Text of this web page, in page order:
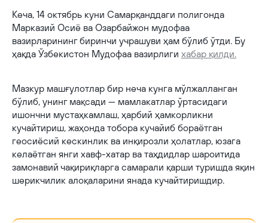
Кеча, 14 октябрь куни Самарқанддаги полигонда
Марказий Осиё ва Озарбайжон мудофаа
вазирларининг биринчи учрашуви ҳам бўлиб ўтди. Бу
ҳақда Ўзбекистон Мудофаа вазирлиги хабар қилди.
Мазкур машғулотлар бир неча кунга мўлжалланган
бўлиб, унинг мақсади — мамлакатлар ўртасидаги
ишончни мустаҳкамлаш, ҳарбий ҳамкорликни
кучайтириш, жаҳонда тобора кучайиб бораётган
геосиёсий кескинлик ва инқирозли ҳолатлар, юзага
келаётган янги хавф-хатар ва таҳдидлар шароитида
замонавий чақириқларга самарали қарши туришда яқин
шерикчилик алоқаларини янада кучайтиришдир.